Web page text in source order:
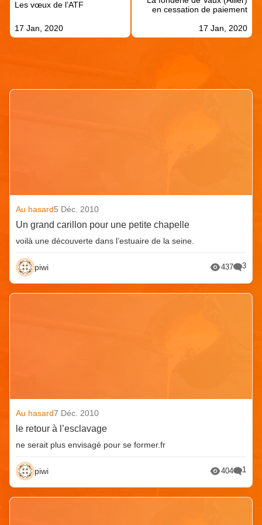
l’article
Les vœux de l’ATF
17 Jan, 2020
en cessation de paiement
17 Jan, 2020
Au hasard5 Déc. 2010
Un grand carillon pour une petite chapelle
voilà une découverte dans l’estuaire de la seine.
piwi 437 3
Au hasard7 Déc. 2010
le retour à l’esclavage
ne serait plus envisagé pour se former.fr
piwi 404 1